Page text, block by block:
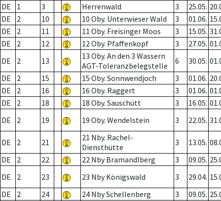
DE
1 3 Herrenwald 3 25.05.
DE
2 10 10 Oby. Unterwieser Wald 3 01.06.
DE
2 11 11 Oby. Freisinger Moos 3 15.05.
DE
2 12 12 Oby. Pfaffenkopf 3 27.05.
DE
2 13
13 Oby. An den 3 Wassern
AGT-Toleranzbelegstelle
6 30.05.
DE
2 15 15 Oby. Sonnwendjoch 3 01.06.
DE
2 16 16 Oby. Raggert 3 01.06.
DE
2 18 18 Oby. Sauschütt 3 16.05.
DE
2 19 19 Oby. Wendelstein 3 22.05.
DE 2 21
21 Nby. Rachel-
Diensthütte
3 13.05.
DE
2 22 22 Nby Bramandlberg 3 09.05.
DE
2 23 23 Nby Königswald 3 29.04.
DE
2 24 24 Nby Schellenberg 3 09.05.